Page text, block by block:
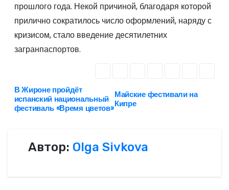
прошлого года. Некой причиной, благодаря которой
прилично сократилось число оформлений, наряду с
кризисом, стало введение десятилетних
загранпаспортов.
Н
а
Майские фестивали на
Кипре
В Жироне пройдёт
испанский национальный
фестиваль «Время цветов»
Автор: Olga Sivkova